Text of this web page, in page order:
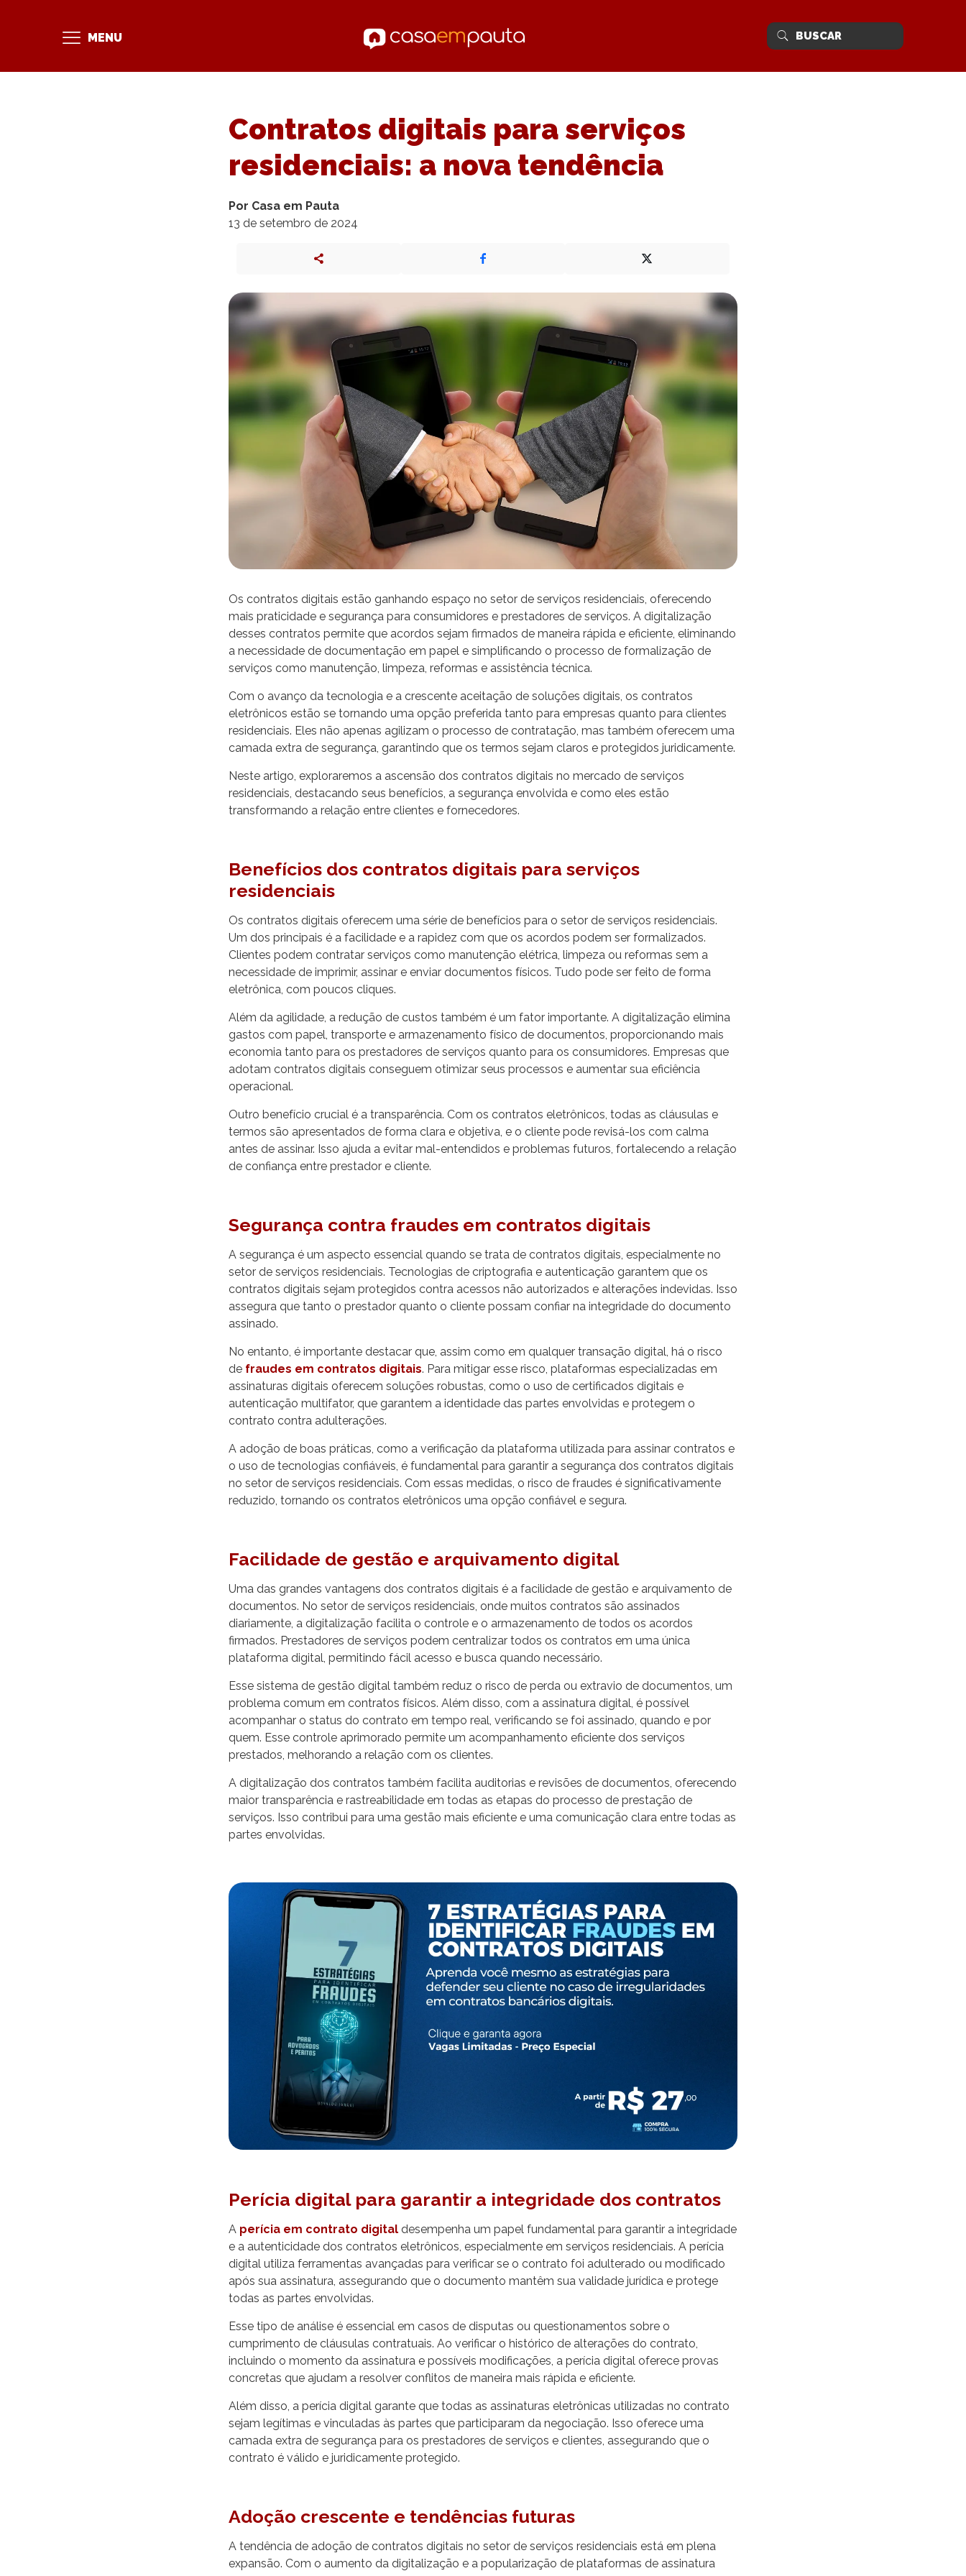
MENU
Contratos digitais para serviços
residenciais: a nova tendência
Por Casa em Pauta
13 de setembro de 2024
Os contratos digitais estão ganhando espaço no setor de serviços residenciais, oferecendo
mais praticidade e segurança para consumidores e prestadores de serviços. A digitalização
desses contratos permite que acordos sejam firmados de maneira rápida e eficiente, eliminando
a necessidade de documentação em papel e simplificando o processo de formalização de
serviços como manutenção, limpeza, reformas e assistência técnica.
Com o avanço da tecnologia e a crescente aceitação de soluções digitais, os contratos
eletrônicos estão se tornando uma opção preferida tanto para empresas quanto para clientes
residenciais. Eles não apenas agilizam o processo de contratação, mas também oferecem uma
camada extra de segurança, garantindo que os termos sejam claros e protegidos juridicamente.
Neste artigo, exploraremos a ascensão dos contratos digitais no mercado de serviços
residenciais, destacando seus benefícios, a segurança envolvida e como eles estão
transformando a relação entre clientes e fornecedores.
Benefícios dos contratos digitais para serviços
residenciais
Os contratos digitais oferecem uma série de benefícios para o setor de serviços residenciais.
Um dos principais é a facilidade e a rapidez com que os acordos podem ser formalizados.
Clientes podem contratar serviços como manutenção elétrica, limpeza ou reformas sem a
necessidade de imprimir, assinar e enviar documentos físicos. Tudo pode ser feito de forma
eletrônica, com poucos cliques.
Além da agilidade, a redução de custos também é um fator importante. A digitalização elimina
gastos com papel, transporte e armazenamento físico de documentos, proporcionando mais
economia tanto para os prestadores de serviços quanto para os consumidores. Empresas que
adotam contratos digitais conseguem otimizar seus processos e aumentar sua eficiência
operacional.
Outro benefício crucial é a transparência. Com os contratos eletrônicos, todas as cláusulas e
termos são apresentados de forma clara e objetiva, e o cliente pode revisá-los com calma
antes de assinar. Isso ajuda a evitar mal-entendidos e problemas futuros, fortalecendo a relação
de confiança entre prestador e cliente.
Segurança contra fraudes em contratos digitais
A segurança é um aspecto essencial quando se trata de contratos digitais, especialmente no
setor de serviços residenciais. Tecnologias de criptografia e autenticação garantem que os
contratos digitais sejam protegidos contra acessos não autorizados e alterações indevidas. Isso
assegura que tanto o prestador quanto o cliente possam confiar na integridade do documento
assinado.
No entanto, é importante destacar que, assim como em qualquer transação digital, há o risco
de fraudes em contratos digitais. Para mitigar esse risco, plataformas especializadas em
assinaturas digitais oferecem soluções robustas, como o uso de certificados digitais e
autenticação multifator, que garantem a identidade das partes envolvidas e protegem o
contrato contra adulterações.
A adoção de boas práticas, como a verificação da plataforma utilizada para assinar contratos e
o uso de tecnologias confiáveis, é fundamental para garantir a segurança dos contratos digitais
no setor de serviços residenciais. Com essas medidas, o risco de fraudes é significativamente
reduzido, tornando os contratos eletrônicos uma opção confiável e segura.
Facilidade de gestão e arquivamento digital
Uma das grandes vantagens dos contratos digitais é a facilidade de gestão e arquivamento de
documentos. No setor de serviços residenciais, onde muitos contratos são assinados
diariamente, a digitalização facilita o controle e o armazenamento de todos os acordos
firmados. Prestadores de serviços podem centralizar todos os contratos em uma única
plataforma digital, permitindo fácil acesso e busca quando necessário.
Esse sistema de gestão digital também reduz o risco de perda ou extravio de documentos, um
problema comum em contratos físicos. Além disso, com a assinatura digital, é possível
acompanhar o status do contrato em tempo real, verificando se foi assinado, quando e por
quem. Esse controle aprimorado permite um acompanhamento eficiente dos serviços
prestados, melhorando a relação com os clientes.
A digitalização dos contratos também facilita auditorias e revisões de documentos, oferecendo
maior transparência e rastreabilidade em todas as etapas do processo de prestação de
serviços. Isso contribui para uma gestão mais eficiente e uma comunicação clara entre todas as
partes envolvidas.
Perícia digital para garantir a integridade dos contratos
A perícia em contrato digital desempenha um papel fundamental para garantir a integridade
e a autenticidade dos contratos eletrônicos, especialmente em serviços residenciais. A perícia
digital utiliza ferramentas avançadas para verificar se o contrato foi adulterado ou modificado
após sua assinatura, assegurando que o documento mantêm sua validade jurídica e protege
todas as partes envolvidas.
Esse tipo de análise é essencial em casos de disputas ou questionamentos sobre o
cumprimento de cláusulas contratuais. Ao verificar o histórico de alterações do contrato,
incluindo o momento da assinatura e possíveis modificações, a perícia digital oferece provas
concretas que ajudam a resolver conflitos de maneira mais rápida e eficiente.
Além disso, a perícia digital garante que todas as assinaturas eletrônicas utilizadas no contrato
sejam legítimas e vinculadas às partes que participaram da negociação. Isso oferece uma
camada extra de segurança para os prestadores de serviços e clientes, assegurando que o
contrato é válido e juridicamente protegido.
Adoção crescente e tendências futuras
A tendência de adoção de contratos digitais no setor de serviços residenciais está em plena
expansão. Com o aumento da digitalização e a popularização de plataformas de assinatura